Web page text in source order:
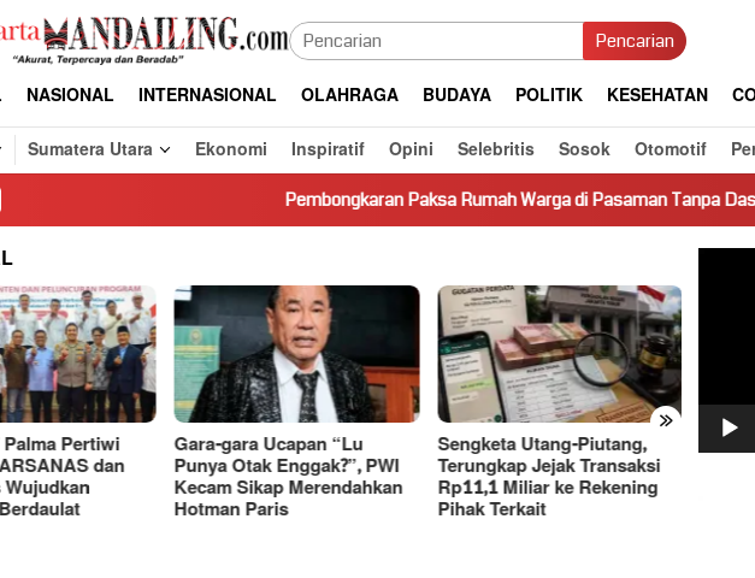
Pencarian
NASIONAL INTERNASIONAL OLAHRAGA BUDAYA POLITIK KESEHATAN
Sumatera Utara Ekonomi Inspiratif Opini Selebritis Sosok Otomotif
Pembongkaran Paksa Rumah Warga di Pasaman Tanpa Dasar Hukum
»
Pertiwi
dan
Gara-gara Ucapan “Lu
Punya Otak Enggak?”, PWI
Kecam Sikap Merendahkan
Hotman Paris
Sengketa Utang-Piutang,
Terungkap Jejak Transaksi
Rp11,1 Miliar ke Rekening
Pihak Terkait